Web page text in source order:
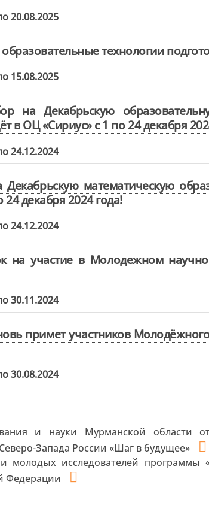
20.08.2025
технологии
15.08.2025
на Декабрьскую
в ОЦ «Сириус» с 1 по 24 декабря
24.12.2024
математическую
декабря 2024 года!
24.12.2024
на участие в Молодежном
30.11.2024
примет участников
30.08.2024
и науки Мурманской
Запада России «Шаг в будущее»
молодых исследователей программы
Федерации